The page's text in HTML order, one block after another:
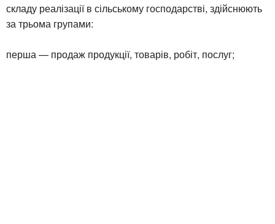
складу реалізації в сільському господарстві, здійснюють
за трьома групами:
перша — продаж продукції, товарів, робіт, послуг;